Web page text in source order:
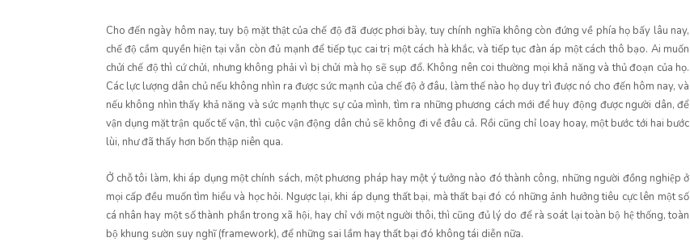
Cho đến ngày hôm nay, tuy bộ mặt thật của chế độ đã được phơi bày, tuy chính nghĩa không còn đứng về phía họ bấy lâu nay,
chế độ cầm quyền hiện tại vẫn còn đủ mạnh để tiếp tục cai trị một cách hà khắc, và tiếp tục đàn áp một cách thô bạo. Ai muốn
chửi chế độ thì cứ chửi, nhưng không phải vì bị chửi mà họ sẽ sụp đổ. Không nên coi thường mọi khả năng và thủ đoạn của họ.
Các lực lượng dân chủ nếu không nhìn ra được sức mạnh của chế độ ở đâu, làm thế nào họ duy trì được nó cho đến hôm nay, và
nếu không nhìn thấy khả năng và sức mạnh thực sự của mình, tìm ra những phương cách mới để huy động được người dân, để
vận dụng mặt trận quốc tế vận, thì cuộc vận động dân chủ sẽ không đi về đâu cả. Rồi cũng chỉ loay hoay, một bước tới hai bước
lùi, như đã thấy hơn bốn thập niên qua.
Ở chỗ tôi làm, khi áp dụng một chính sách, một phương pháp hay một ý tưởng nào đó thành công, những người đồng nghiệp ở
mọi cấp đều muốn tìm hiểu và học hỏi. Ngược lại, khi áp dụng thất bại, mà thất bại đó có những ảnh hưởng tiêu cực lên một số
cá nhân hay một số thành phần trong xã hội, hay chỉ với một người thôi, thì cũng đủ lý do để rà soát lại toàn bộ hệ thống, toàn
bộ khung sườn suy nghĩ (framework), để những sai lầm hay thất bại đó không tái diễn nữa.